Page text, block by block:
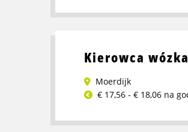
więcej
logistyczny
Kierowca
Moerdijk
€ 17,56 - € 18,06 na
więcej